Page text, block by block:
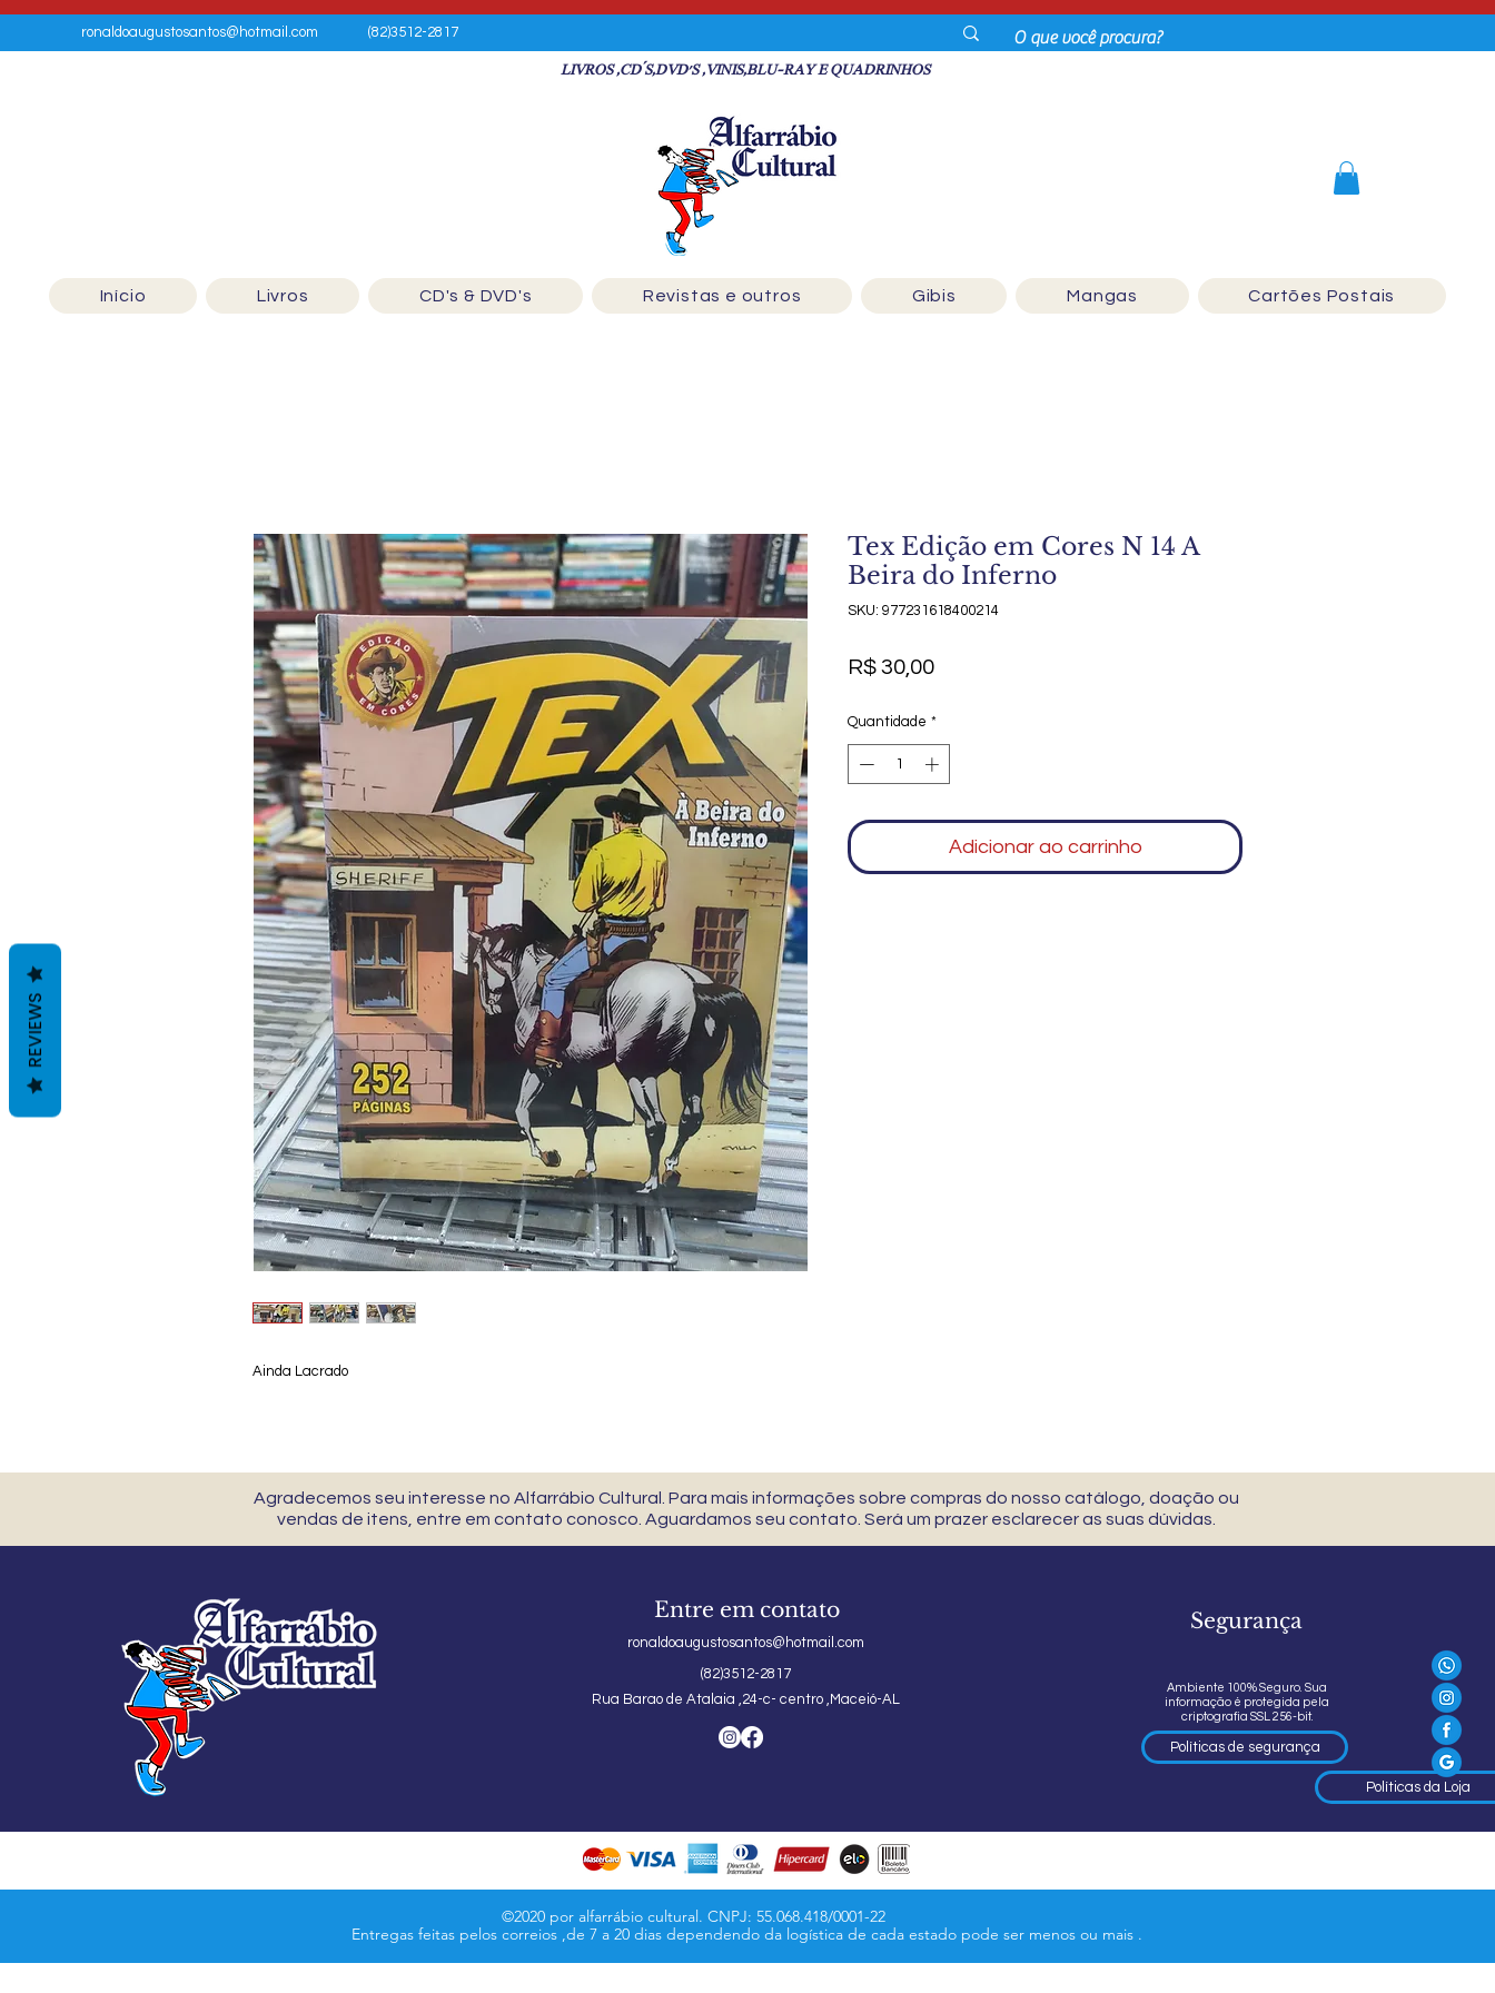
ronaldoaugustosantos@hotmail.com (82)3512-2817
LIVROS ,CD´S,DVD'S ,VINIS,BLU-RAY E QUADRINHOS
Início Livros CD's & DVD's Revistas e outros Gibis Mangas Cartões Postais
Ainda Lacrado
Tex Edição em Cores N 14 A
Beira do Inferno
SKU: 977231618400214
R$ 30,00Preço
Quantidade *
Adicionar ao carrinho
Agradecemos seu interesse no Alfarrábio Cultural. Para mais informações sobre compras do nosso catálogo, doação ou
vendas de itens, entre em contato conosco. Aguardamos seu contato. Será um prazer esclarecer as suas dúvidas.
Entre em contato
ronaldoaugustosantos@hotmail.com
(82)3512-2817
Rua Barao de Atalaia ,24-c- centro ,Maceió-AL
Segurança
Ambiente 100% Seguro. Sua
informação é protegida pela
criptografia SSL 256-bit.
Políticas de segurança
Políticas da Loja
©2020 por alfarrábio cultural. CNPJ: 55.068.418/0001-22
Entregas feitas pelos correios ,de 7 a 20 dias dependendo da logística de cada estado pode ser menos ou mais .
REVIEWS